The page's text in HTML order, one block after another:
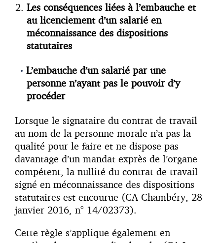
Les conséquences liées à l’embauche et
au licenciement d’un salarié en
méconnaissance des dispositions
statutaires
L’embauche d’un salarié par une
personne n’ayant pas le pouvoir d’y
procéder
Lorsque le signataire du contrat de travail
au nom de la personne morale n’a pas la
qualité pour le faire et ne dispose pas
davantage d’un mandat exprès de l’organe
compétent, la nullité du contrat de travail
signé en méconnaissance des dispositions
statutaires est encourue (CA Chambéry, 28
janvier 2016, n° 14/02373).
Cette règle s’applique également en